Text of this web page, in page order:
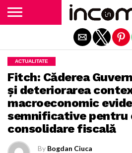
ACTUALITATE
Fitch: Căderea
și deteriorarea
macroeconomic
semnificative pentru
consolidare fiscală
By Bogdan Ciuca
Exit mobile